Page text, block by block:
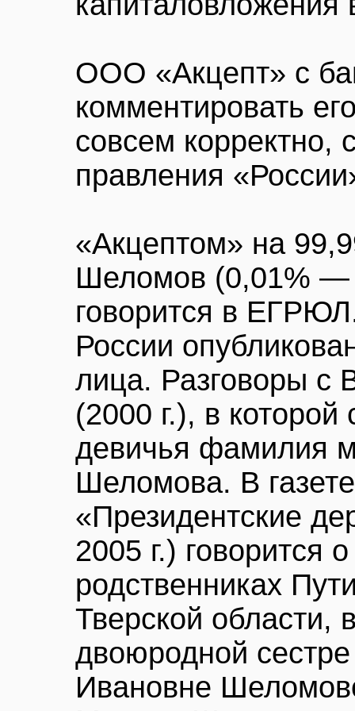
ООО «Акцепт» с
комментировать
совсем корректно,
правления
«Акцептом» на
Шеломов (0,01% —
говорится в
России
лица. Разговоры с
(2000 г.), в
девичья фамилия
Шеломова. В
«Президентские
2005 г.)
родственниках
Тверской области,
двоюродной
Ивановне